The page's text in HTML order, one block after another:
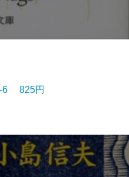
6 825円